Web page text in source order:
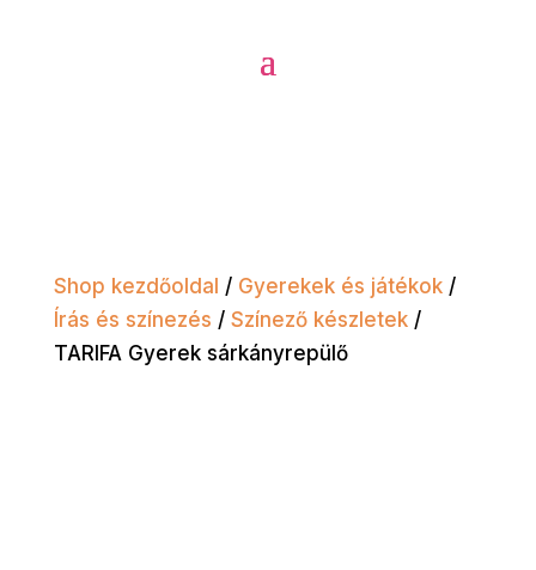
Shop kezdőoldal / Gyerekek és játékok/
Írás és színezés / Színező készletek/
TARIFA Gyerek sárkányrepülő